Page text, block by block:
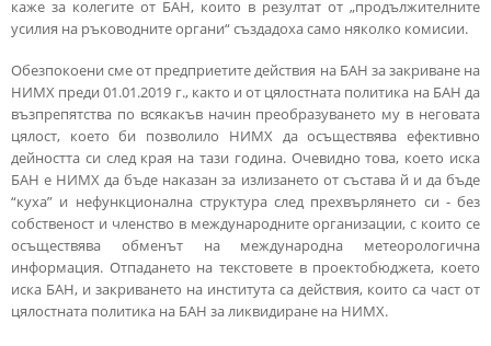
каже за колегите от БАН, които в резултат от „продължителните
усилия на ръководните органи“ създадоха само няколко комисии.
Обезпокоени сме от предприетите действия на БАН за закриване на
НИМХ преди 01.01.2019 г., както и от цялостната политика на БАН да
възпрепятства по всякакъв начин преобразуването му в неговата
цялост, което би позволило НИМХ да осъществява ефективно
дейността си след края на тази година. Очевидно това, което иска
БАН е НИМХ да бъде наказан за излизането от състава й и да бъде
“куха” и нефункционална структура след прехвърлянето си - без
собственост и членство в международните организации, с които се
осъществява обменът на международна метеорологична
информация. Отпадането на текстовете в проектобюджета, което
иска БАН, и закриването на института са действия, които са част от
цялостната политика на БАН за ликвидиране на НИМХ.